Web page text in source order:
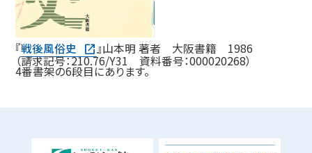
『戦後風俗史 』山本明 著者 大阪書籍 1986
（請求記号：210.76/Y31 資料番号：000020268）
4番書架の6段目にあります。